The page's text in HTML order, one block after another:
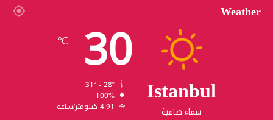
Weather
Istanbul
سماء صافية
30
℃
100%
4.91 كيلومتر/ساعة